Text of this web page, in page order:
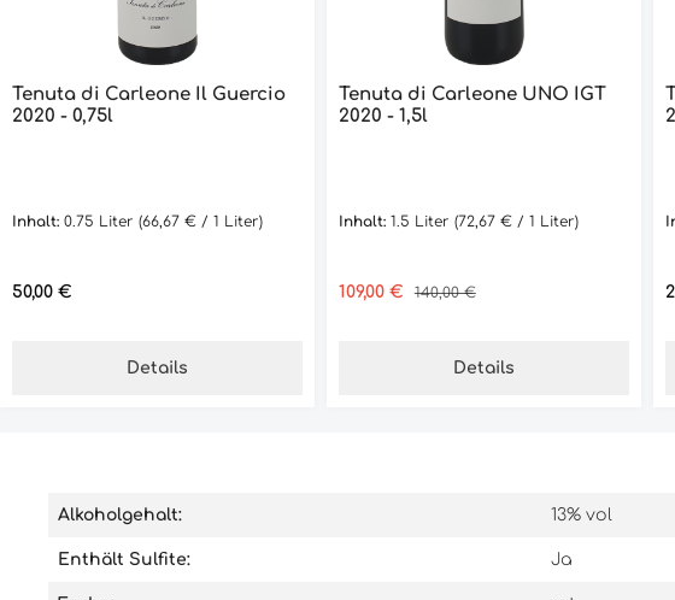
Tenuta di Carleone Il Guercio
2020 - 0,75l
Inhalt:0.75 Liter(66,67 € / 1 Liter)
Regulärer Preis:
50,00 €
Details
Tenuta di Carleone UNO IGT
2020 - 1,5l
Inhalt: 1.5 Liter (72,67 € / 1 Liter)
Verkaufspreis:
109,00 € Regulärer Preis:
140,00 €
Details
Alkoholgehalt: 13% vol
Enthält Sulfite: Ja